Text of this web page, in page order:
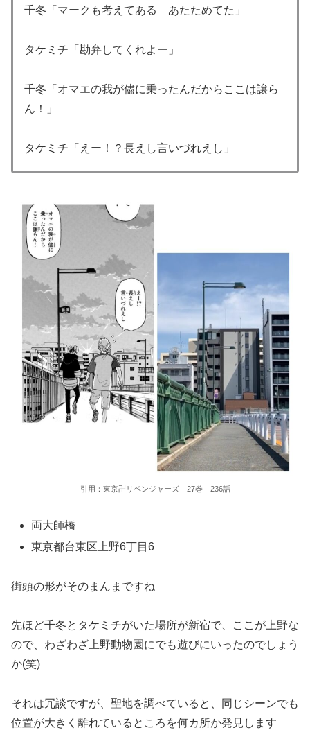
千冬「マークも考えてある あたためてた」
タケミチ「勘弁してくれよー」
千冬「オマエの我が儘に乗ったんだからここは譲ら
ん！」
タケミチ「えー！？長えし言いづれえし」
引用：東京卍リベンジャーズ 27巻 236話
両大師橋
東京都台東区上野6丁目6
街頭の形がそのまんまですね
先ほど千冬とタケミチがいた場所が新宿で、ここが上野な
ので、わざわざ上野動物園にでも遊びにいったのでしょう
か(笑)
それは冗談ですが、聖地を調べていると、同じシーンでも
位置が大きく離れているところを何カ所か発見します